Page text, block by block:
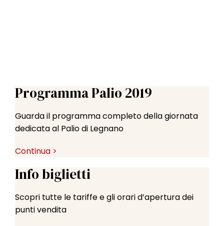
Programma Palio 2019
Guarda il programma completo della giornata
dedicata al Palio di Legnano
Continua >
Info biglietti
Scopri tutte le tariffe e gli orari d’apertura dei
punti vendita